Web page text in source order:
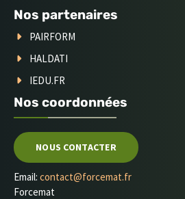
Nos partenaires
PAIRFORM
HALDATI
IEDU.FR
Nos coordonnées
NOUS CONTACTER
Email: contact@forcemat.fr
Forcemat